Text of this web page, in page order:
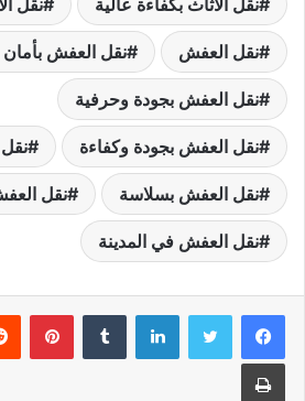
نقل العفش نقل العفش بأمان
نقل العفش بجودة وحرفية
نقل العفش بجودة وكفاءة
نقل العفش بسلاسة نقل
نقل العفش في المدينة
لينكدإن
طباعة